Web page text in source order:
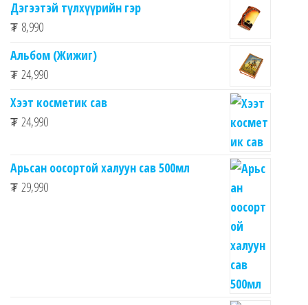
Дэгээтэй түлхүүрийн гэр
₮ 8,990
Альбом (Жижиг)
₮ 24,990
Хээт косметик сав
₮ 24,990
Арьсан оосортой халуун сав 500мл
₮ 29,990